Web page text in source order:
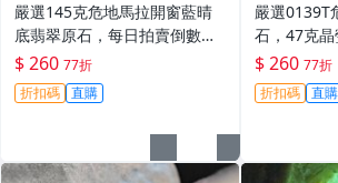
嚴選145克危地馬拉開窗藍晴
底翡翠原石，每日拍賣倒數計
時，即刻競拍。危地馬拉翡翠
擬價 藍色翡翠 晶塊 夜拍截標
十一點
$ 260 77折
折扣碼 直購
嚴選0139T
石，47克
拍，今夜11
等你來。危
賣
$ 260 77折
折扣碼 直購